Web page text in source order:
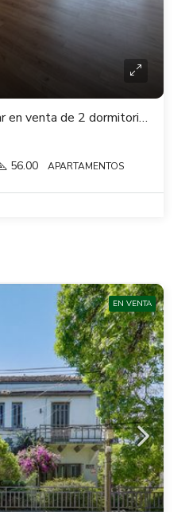
Apartamento a estrenar en venta de 2 dormitorios semi equipado en Aguada
56.00 APARTAMENTOS
EN VENTA